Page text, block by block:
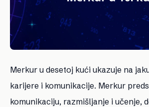
Merkur u desetoj kući ukazuje na
karijere i komunikacije. Merkur
komunikaciju, razmišljanje i učenje,